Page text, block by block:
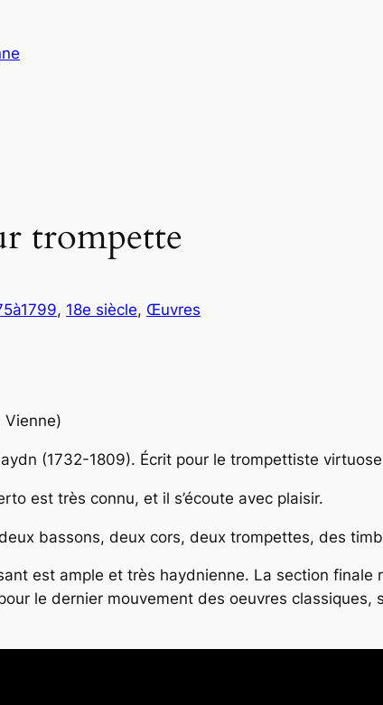
trompette
, 18e siècle, Œuvres
Vienne)
(1732-1809). Écrit pour le trompettiste
est très connu, et il s’écoute avec plaisir.
bassons, deux cors, deux trompettes, des
est ample et très haydnienne. La section
le dernier mouvement des oeuvres classiques,